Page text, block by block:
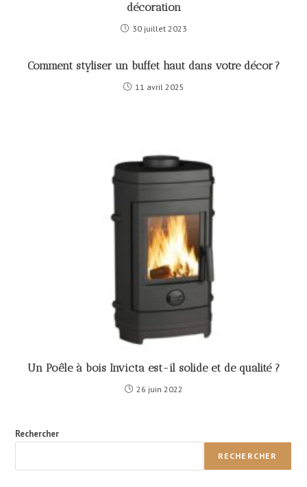
décoration
30 juillet 2023
Comment styliser un buffet haut dans votre décor ?
11 avril 2025
Un Poêle à bois Invicta est-il solide et de qualité ?
26 juin 2022
Rechercher
RECHERCHER